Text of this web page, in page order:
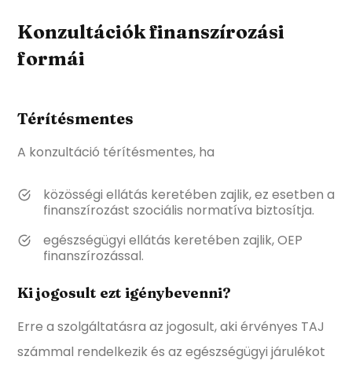
Konzultációk finanszírozási
formái
Térítésmentes
A konzultáció térítésmentes, ha
közösségi ellátás keretében zajlik, ez esetben a
finanszírozást szociális normatíva biztosítja.
egészségügyi ellátás keretében zajlik, OEP
finanszírozással.
Ki jogosult ezt igénybevenni?
Erre a szolgáltatásra az jogosult, aki érvényes TAJ
számmal rendelkezik és az egészségügyi járulékot